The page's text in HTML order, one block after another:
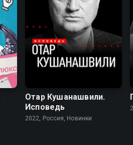
Отар Кушанашвили.
Исповедь
2022, Россия, Новинки